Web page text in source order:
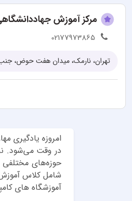
مرکز آموزش
02177973865
تهران، نارمک، میدان هفت حوض، جنب
امروزه یادگیری
در وقت می‌شود.
حوزه‌های مختلفی
آموزشگاه های